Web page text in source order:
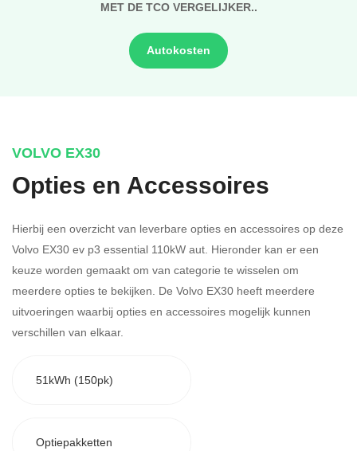
MET DE TCO VERGELIJKER..
Autokosten
VOLVO EX30
Opties en Accessoires
Hierbij een overzicht van leverbare opties en accessoires op deze
Volvo EX30 ev p3 essential 110kW aut. Hieronder kan er een
keuze worden gemaakt om van categorie te wisselen om
meerdere opties te bekijken. De Volvo EX30 heeft meerdere
uitvoeringen waarbij opties en accessoires mogelijk kunnen
verschillen van elkaar.
51kWh (150pk)
Optiepakketten